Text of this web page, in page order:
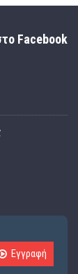
Facebook
Εγγραφή